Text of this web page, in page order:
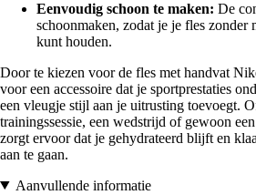
Eenvoudig schoon te maken: De
schoonmaken, zodat je je fles zonder
kunt houden.
Door te kiezen voor de fles met handvat
voor een accessoire dat je sportprestaties
een vleugje stijl aan je uitrusting toevoegt.
trainingssessie, een wedstrijd of gewoon
zorgt ervoor dat je gehydrateerd blijft en
aan te gaan.
Aanvullende informatie